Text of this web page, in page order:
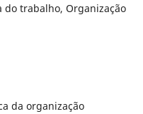
do trabalho, Organização
da organização